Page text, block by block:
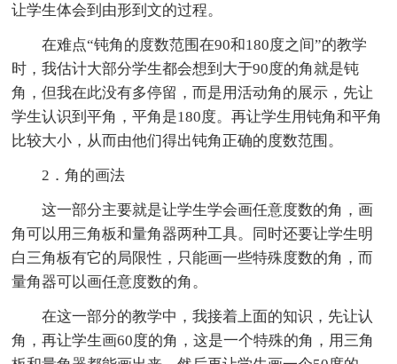
让学生体会到由形到文的过程。
在难点“钝角的度数范围在90和180度之间”的教学
时，我估计大部分学生都会想到大于90度的角就是钝
角，但我在此没有多停留，而是用活动角的展示，先让
学生认识到平角，平角是180度。再让学生用钝角和平角
比较大小，从而由他们得出钝角正确的度数范围。
2．角的画法
这一部分主要就是让学生学会画任意度数的角，画
角可以用三角板和量角器两种工具。同时还要让学生明
白三角板有它的局限性，只能画一些特殊度数的角，而
量角器可以画任意度数的角。
在这一部分的教学中，我接着上面的知识，先让认
角，再让学生画60度的角，这是一个特殊的角，用三角